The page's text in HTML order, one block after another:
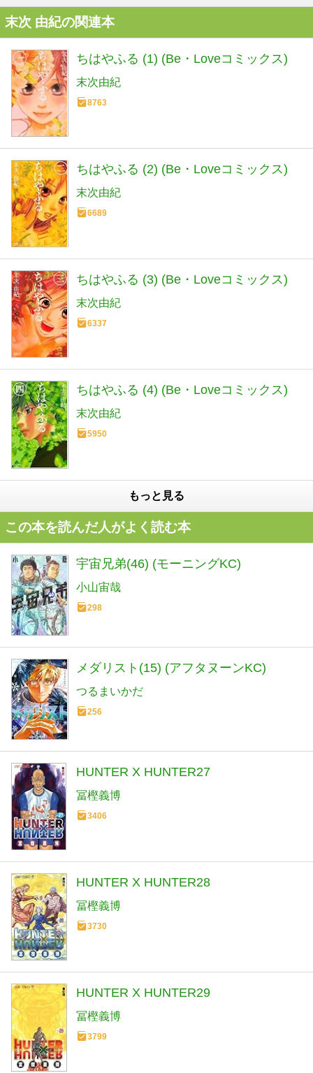
末次 由紀の関連本
ちはやふる (1) (Be・Loveコミックス)
末次由紀
8763
ちはやふる (2) (Be・Loveコミックス)
末次由紀
6689
ちはやふる (3) (Be・Loveコミックス)
末次由紀
6337
ちはやふる (4) (Be・Loveコミックス)
末次由紀
5950
もっと見る
この本を読んだ人がよく読む本
宇宙兄弟(46) (モーニングKC)
小山宙哉
298
メダリスト(15) (アフタヌーンKC)
つるまいかだ
256
HUNTER X HUNTER27
冨樫義博
3406
HUNTER X HUNTER28
冨樫義博
3730
HUNTER X HUNTER29
冨樫義博
3799